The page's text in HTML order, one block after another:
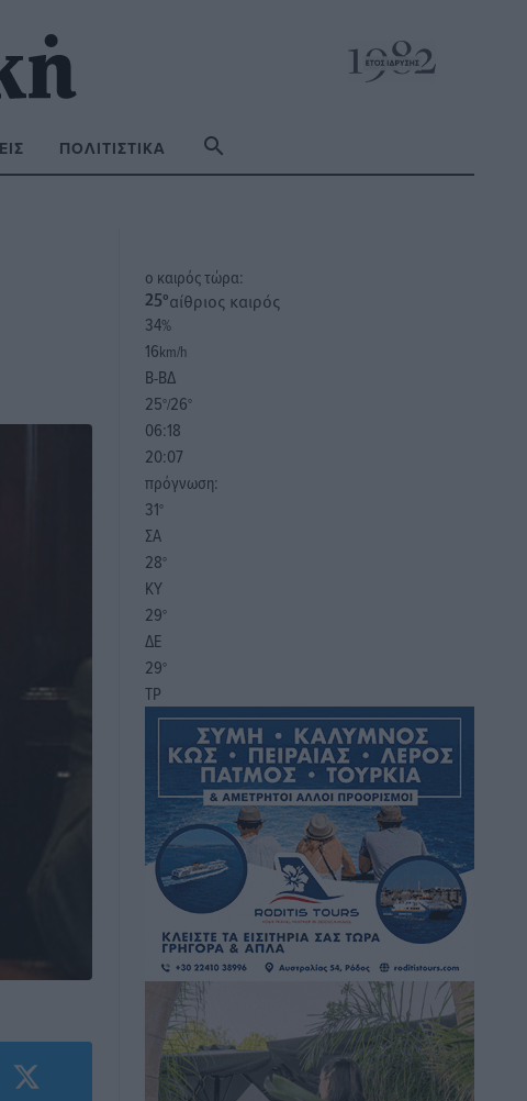
ΠΟΛΙΤΙΣΤΙΚΆ
o καιρός τώρα:
25°αίθριος καιρός
34%
16km/h
Β-ΒΔ
25°/26°
06:18
20:07
πρόγνωση:
31°
ΣΑ
28°
ΚΥ
29°
ΔΕ
29°
ΤΡ